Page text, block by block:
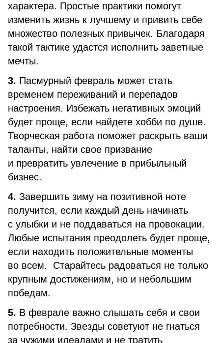
характера. Простые практики помогут
изменить жизнь к лучшему и привить себе
множество полезных привычек. Благодаря
такой тактике удастся исполнить заветные
мечты.
3. Пасмурный февраль может стать
временем переживаний и перепадов
настроения. Избежать негативных эмоций
будет проще, если найдете хобби по душе.
Творческая работа поможет раскрыть ваши
таланты, найти свое призвание
и превратить увлечение в прибыльный
бизнес.
4. Завершить зиму на позитивной ноте
получится, если каждый день начинать
с улыбки и не поддаваться на провокации.
Любые испытания преодолеть будет проще,
если находить положительные моменты
во всем. Старайтесь радоваться не только
крупным достижениям, но и небольшим
победам.
5. В феврале важно слышать себя и свои
потребности. Звезды советуют не гнаться
за чужими идеалами и не тратить